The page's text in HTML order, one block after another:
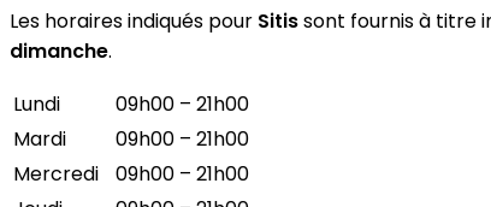
Les horaires indiqués pour Sitissont fournis à titre
dimanche.
Lundi
09h00 – 21h00
Mardi
09h00 – 21h00
Mercredi
09h00 – 21h00